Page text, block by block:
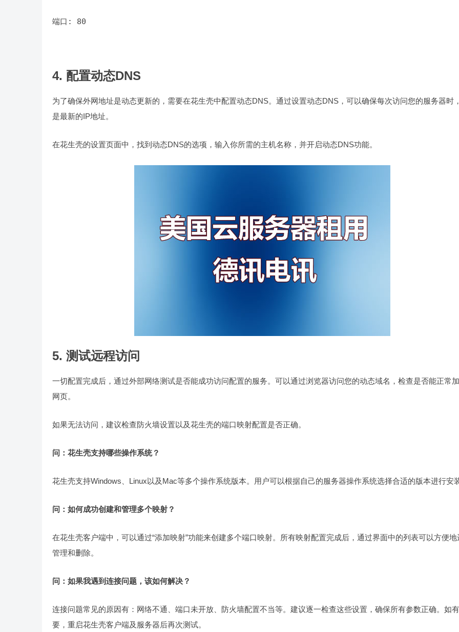
端口: 80
4. 配置动态DNS
为了确保外网地址是动态更新的，需要在花生壳中配置动态DNS。通过设置动态DNS，可以确保每次访问您的服务器时
是最新的IP地址。
在花生壳的设置页面中，找到动态DNS的选项，输入你所需的主机名称，并开启动态DNS功能。
5. 测试远程访问
一切配置完成后，通过外部网络测试是否能成功访问配置的服务。可以通过浏览器访问您的动态域名，检查是否能正常
网页。
如果无法访问，建议检查防火墙设置以及花生壳的端口映射配置是否正确。
问：花生壳支持哪些操作系统？
花生壳支持Windows、Linux以及Mac等多个操作系统版本。用户可以根据自己的服务器操作系统选择合适的版本进行安
问：如何成功创建和管理多个映射？
在花生壳客户端中，可以通过“添加映射”功能来创建多个端口映射。所有映射配置完成后，通过界面中的列表可以方便地
管理和删除。
问：如果我遇到连接问题，该如何解决？
连接问题常见的原因有：网络不通、端口未开放、防火墙配置不当等。建议逐一检查这些设置，确保所有参数正确。如
要，重启花生壳客户端及服务器后再次测试。